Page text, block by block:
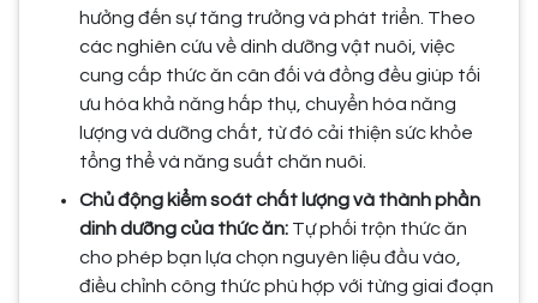
hưởng đến sự tăng trưởng và phát triển. Theo
các nghiên cứu về dinh dưỡng vật nuôi, việc
cung cấp thức ăn cân đối và đồng đều giúp tối
ưu hóa khả năng hấp thụ, chuyển hóa năng
lượng và dưỡng chất, từ đó cải thiện sức khỏe
tổng thể và năng suất chăn nuôi.
Chủ động kiểm soát chất lượng và thành phần
dinh dưỡng của thức ăn: Tự phối trộn thức ăn
cho phép bạn lựa chọn nguyên liệu đầu vào,
điều chỉnh công thức phù hợp với từng giai đoạn